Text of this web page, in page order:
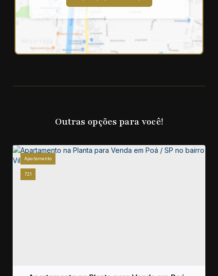
Outras opções para você!
721
Apartamento